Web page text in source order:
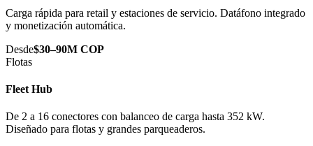
Carga rápida para retail y estaciones de servicio. Datáfono integrado
y monetización automática.
Desde$30–90M COP
Flotas
Fleet Hub
De 2 a 16 conectores con balanceo de carga hasta 352 kW.
Diseñado para flotas y grandes parqueaderos.